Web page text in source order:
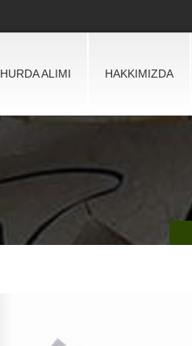
HURDA ALIMI HAKKIMIZDA